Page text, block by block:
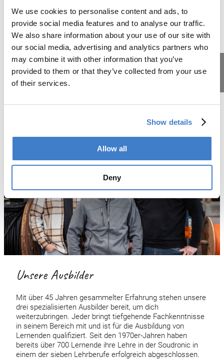
We use cookies to personalise content and ads, to
provide social media features and to analyse our traffic.
We also share information about your use of our site with
our social media, advertising and analytics partners who
may combine it with other information that you’ve
provided to them or that they’ve collected from your use
of their services.
Show details
Allow all
Deny
Bergdietikon ist mit dem Auto oder mit ÖV, dank
regelmässiger Verbindungen, ganz einfach zu erreichen.
Über Mittag kannst du dich in unserem Personalrestaurant
günstig verpflegen.
Oder du nutzt die Zeit für etwas Sport an der frischen Luft
im schönen Reppischtal oder in unserem kleinen Fitness-
Center.
Unsere Ausbilder
Mit über 45 Jahren gesammelter Erfahrung stehen unsere
drei spezialisierten Ausbilder bereit, um dich
weiterzubringen. Jeder bringt tiefgehende Fachkenntnisse
in seinem Bereich mit und ist für die Ausbildung von
Lernenden qualifiziert. Seit den 1970er-Jahren haben
bereits über 700 Lernende ihre Lehre in der Soudronic in
einem der sieben Lehrberufe erfolgreich abgeschlossen.